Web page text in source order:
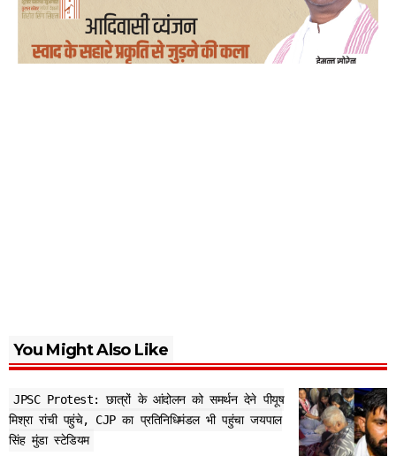
You Might Also Like
JPSC Protest: छात्रों के आंदोलन को समर्थन देने पीयूष
मिश्रा रांची पहुंचे, CJP का प्रतिनिधिमंडल भी पहुंचा जयपाल
सिंह मुंडा स्टेडियम